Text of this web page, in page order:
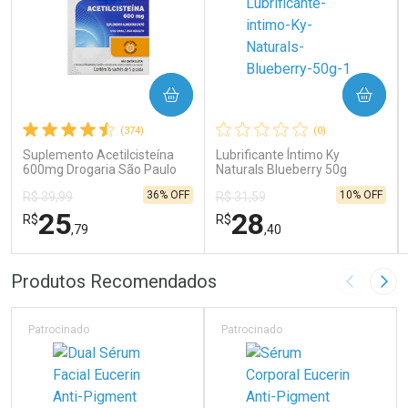
(374)
Suplemento Acetilcisteína
600mg Drogaria São Paulo
R$ 39,99
R$25,79
36% OFF
COMPRAR
FECHAR
FECHAR
Por Menos
(0)
Lubrificante Íntimo Ky
Naturals Blueberry 50g
R$ 31,59
R$28,40
10% OFF
COMPRAR
Por Menos
Produtos Recomendados Imagem
Patrocinado Patrocinado